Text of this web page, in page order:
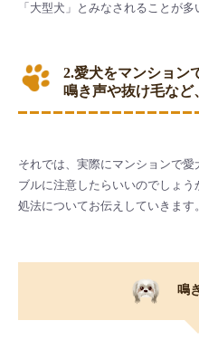
「大型犬」とみなされることが多
2.愛犬をマンション
鳴き声や抜け毛など
それでは、実際にマンションで
ブルに注意したらいいのでしょ
処法についてお伝えしていきます。
鳴